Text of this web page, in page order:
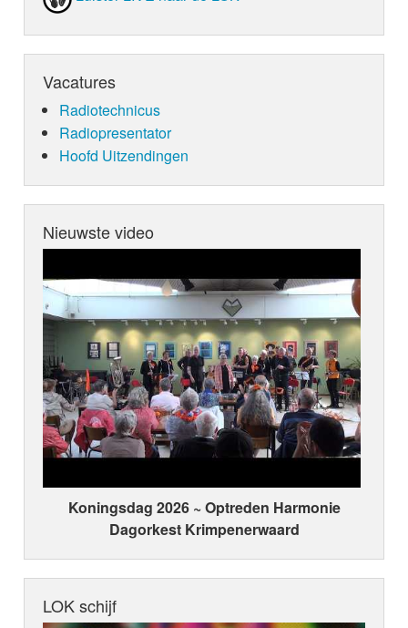
Vacatures
Radiotechnicus
Radiopresentator
Hoofd Uitzendingen
Nieuwste video
Koningsdag 2026 ~ Optreden Harmonie
Dagorkest Krimpenerwaard
LOK schijf